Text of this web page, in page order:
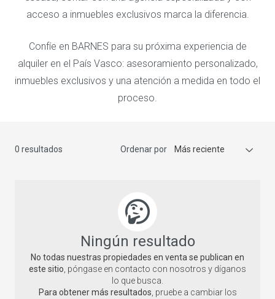
acceso a inmuebles exclusivos marca la diferencia.
Confíe en BARNES para su próxima experiencia de
alquiler en el País Vasco: asesoramiento personalizado,
inmuebles exclusivos y una atención a medida en todo el
proceso.
0 resultados Ordenar por Más reciente
Ningún resultado
No todas nuestras propiedades en venta se publican en
este sitio , póngase en contacto con nosotros y díganos
lo que busca.
Para obtener más resultados , pruebe a cambiar los